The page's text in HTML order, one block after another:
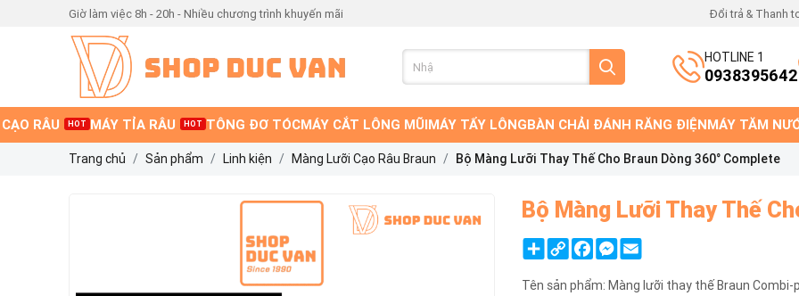
Giờ làm việc 8h - 20h - Nhiều chương trình khuyến mãi Đổi trả & Thanh
HOTLINE 1
0938395642
RÂU HOT MÁY TỈA RÂU HOT TÔNG ĐƠ TÓCMÁY CẮT LÔNG MŨIMÁY TẨY LÔNGBÀN CHẢI ĐÁNH RĂNG ĐIỆNMÁY TĂM
Trang chủ Sản phẩm Linh kiện Màng Lưỡi Cạo Râu Braun Bộ Màng Lưỡi Thay Thế Cho Braun Dòng 360° Complete
Bộ Màng Lưỡi Thay Thế
ShareCopy
Link
FacebookMessenger
Email
Tên sản phẩm: Màng lưỡi thay thế Braun Combi-